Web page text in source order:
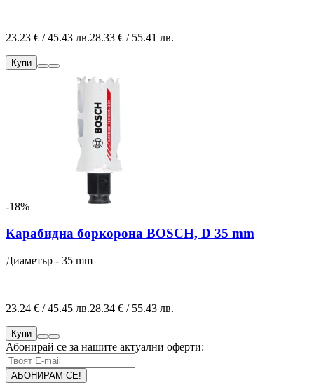
23.23 € / 45.43 лв.28.33 € / 55.41 лв.
Купи
-18%
Карабидна боркорона BOSCH, D 35 mm
Диаметър - 35 mm
23.24 € / 45.45 лв.28.34 € / 55.43 лв.
Купи
Абонирай се за нашите актуални оферти: